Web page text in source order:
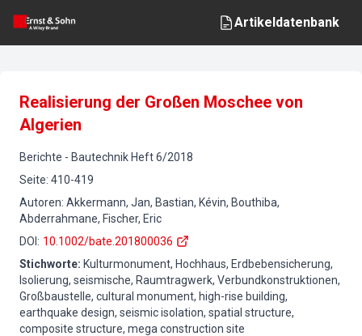
Artikeldatenbank
Realisierung der Großen Moschee von
Algerien
Berichte - Bautechnik Heft6/2018
Seite: 410-419
Autoren: Akkermann, Jan, Bastian, Kévin, Bouthiba,
Abderrahmane, Fischer, Eric
DOI : 10.1002/bate.201800036
Stichworte: Kulturmonument, Hochhaus, Erdbebensicherung,
Isolierung, seismische, Raumtragwerk, Verbundkonstruktionen,
Großbaustelle, cultural monument, high-rise building,
earthquake design, seismic isolation, spatial structure,
composite structure, mega construction site